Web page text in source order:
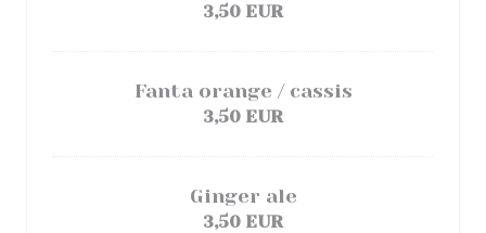
3,50 EUR
Fanta orange / cassis
3,50 EUR
Ginger ale
3,50 EUR